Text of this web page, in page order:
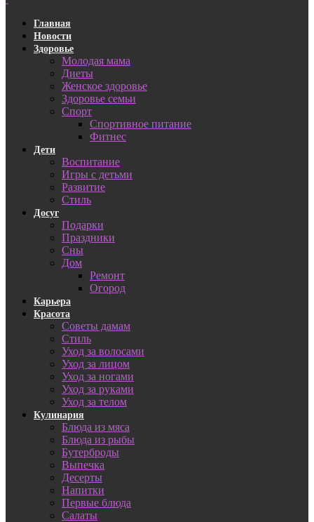
Главная
Новости
Здоровье
Молодая мама
Диеты
Женское здоровье
Здоровье семьи
Спорт
Спортивное питание
Фитнес
Дети
Воспитание
Игры с детьми
Развитие
Стиль
Досуг
Подарки
Праздники
Сны
Дом
Ремонт
Огород
Карьера
Красота
Советы дамам
Стиль
Уход за волосами
Уход за лицом
Уход за ногами
Уход за руками
Уход за телом
Кулинария
Блюда из мяса
Блюда из рыбы
Бутерброды
Выпечка
Десерты
Напитки
Первые блюда
Салаты